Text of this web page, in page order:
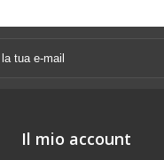
Il mio account